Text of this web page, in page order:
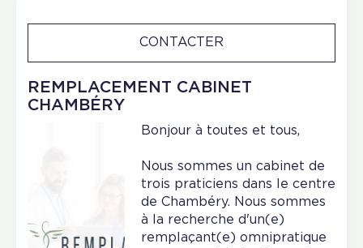
REMPLACEMENT CABINET
CHAMBÉRY
CONTACTER
Bonjour à toutes et tous,
Nous sommes un cabinet de
trois praticiens dans le centre
de Chambéry. Nous sommes
à la recherche d'un(e)
remplaçant(e) omnipratique